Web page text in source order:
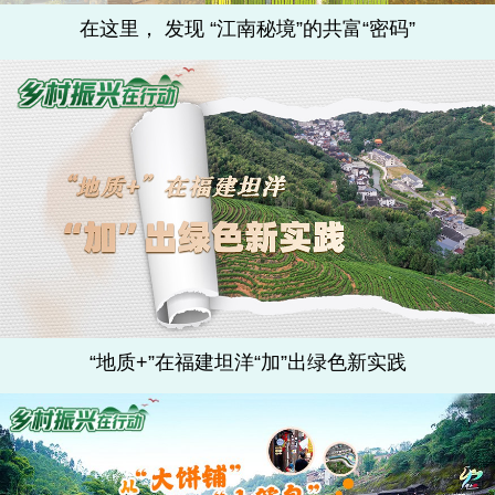
在这里， 发现 “江南秘境”的共富“密码”
“地质+”在福建坦洋“加”出绿色新实践